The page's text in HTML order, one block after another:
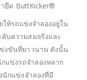
ยึด ButtKicker®
ห้รถแข่งจำลองอยู่ใน
บความสมจริงและ
งขันที่ยาวนาน ดังนั้น
แข่งรถจำลองหลาก
นักแข่งจำลองที่มี